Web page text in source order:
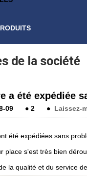
de la société
a été expédiée
09 ● 2 ● Laissez-
été expédiées sans
place s'est très bien
la qualité et du service